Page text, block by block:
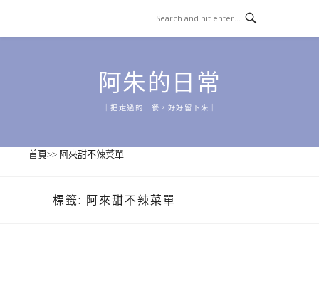
content
阿朱的日常
｜把走過的一餐，好好留下來｜
首頁>> 阿來甜不辣菜單
標籤: 阿來甜不辣菜單